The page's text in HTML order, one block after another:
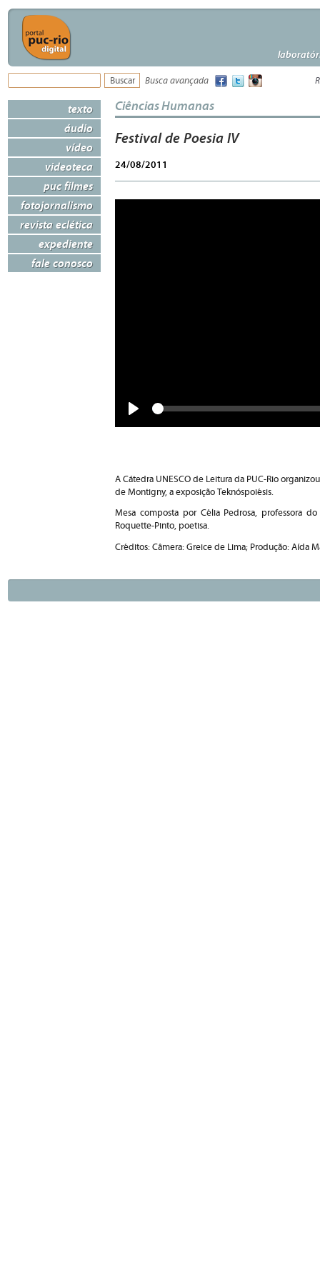
Busca avançada
texto
áudio
vídeo
videoteca
puc filmes
fotojornalismo
revista eclética
expediente
fale conosco
Ciências Humanas
Festival de Poesia IV
24/08/2011
Seek
A Cátedra UNESCO de Leitura da PUC-Rio
de Montigny, a exposição Teknóspoiésis.
Mesa composta por Célia Pedrosa, professora
Roquette-Pinto, poetisa.
Créditos: Câmera: Greice de Lima; Produção: Aída